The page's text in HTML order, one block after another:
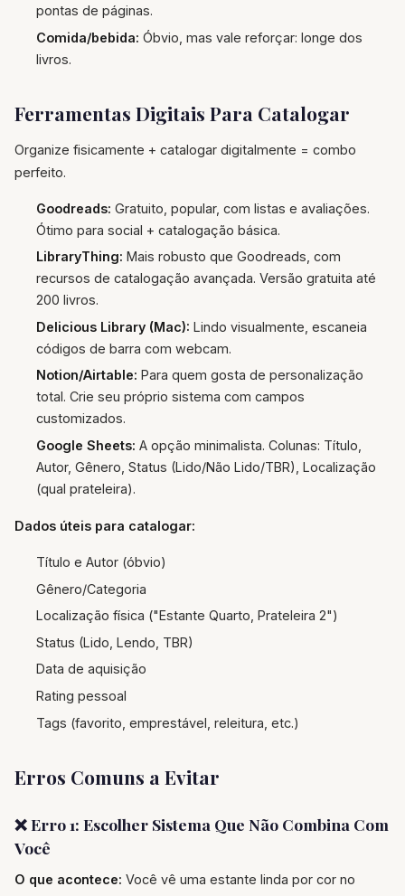
pontas de páginas.
Comida/bebida: Óbvio, mas vale reforçar: longe dos
livros.
Ferramentas Digitais Para Catalogar
Organize fisicamente + catalogar digitalmente = combo
perfeito.
Goodreads: Gratuito, popular, com listas e avaliações.
Ótimo para social + catalogação básica.
LibraryThing: Mais robusto que Goodreads, com
recursos de catalogação avançada. Versão gratuita até
200 livros.
Delicious Library (Mac): Lindo visualmente, escaneia
códigos de barra com webcam.
Notion/Airtable: Para quem gosta de personalização
total. Crie seu próprio sistema com campos
customizados.
Google Sheets: A opção minimalista. Colunas: Título,
Autor, Gênero, Status (Lido/Não Lido/TBR), Localização
(qual prateleira).
Dados úteis para catalogar:
Título e Autor (óbvio)
Gênero/Categoria
Localização física ("Estante Quarto, Prateleira 2")
Status (Lido, Lendo, TBR)
Data de aquisição
Rating pessoal
Tags (favorito, emprestável, releitura, etc.)
Erros Comuns a Evitar
❌ Erro 1: Escolher Sistema Que Não Combina Com
Você
O que acontece: Você vê uma estante linda por cor no